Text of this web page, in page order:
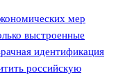
мер
выстроенные
идентификация
российскую